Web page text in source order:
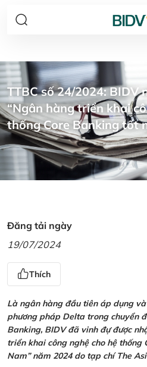
TTBC số 24/2024: BIDV
“Ngân hàng triển khai
thống Core Banking tốt
Đăng tải ngày
19/07/2024
Thích
Là ngân hàng đầu tiên áp dụng
phương pháp Delta trong chuyển
Banking, BIDV đã vinh đự được
triển khai công nghệ cho hệ
Nam” năm 2024 do tạp chí The